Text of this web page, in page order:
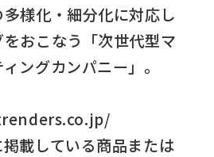
様化・細分化に対応し
おこなう「次世代型マ
ングカンパニー」。
載している商品または